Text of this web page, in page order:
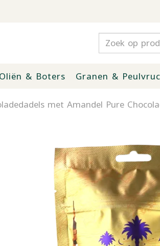
Oliën & Boters Granen &
met Amandel Pure